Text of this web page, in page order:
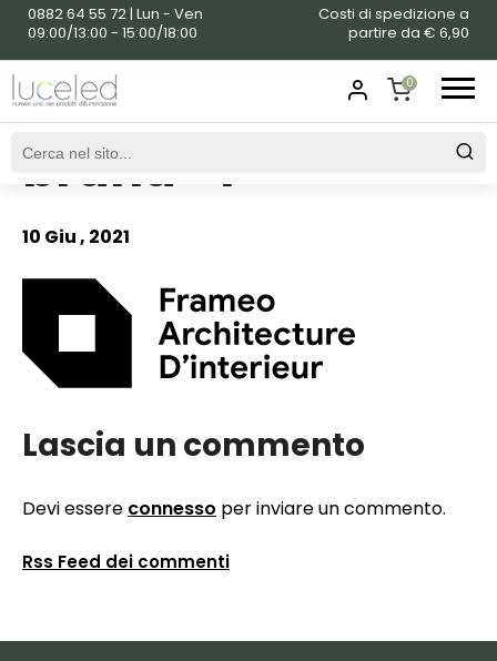
0882 64 55 72 | Lun - Ven
09:00/13:00 - 15:00/18:00
Costi di spedizione a
partire da € 6,90
0
SHOPPING
brand-4
10 Giu , 2021
Lascia un commento
Devi essere connesso per inviare un commento.
Rss Feed dei commenti